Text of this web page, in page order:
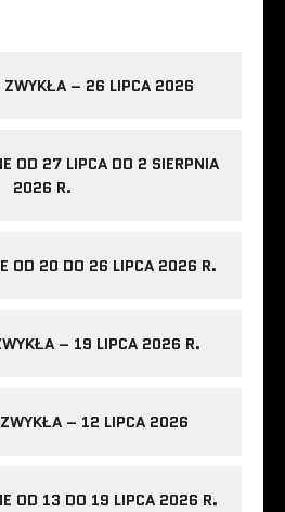
ZWYKŁA – 26 LIPCA 2026
OD 27 LIPCA DO 2 SIERPNIA
2026 R.
OD 20 DO 26 LIPCA 2026 R.
– 19 LIPCA 2026 R.
– 12 LIPCA 2026
OD 13 DO 19 LIPCA 2026 R.